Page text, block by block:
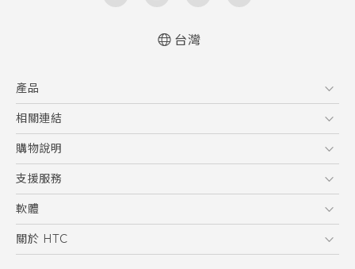
User manual
台灣
產品
5G
智慧型手機
配件
相關連結
HTC Research
購物說明
購物須知
訂單管理
付款方式
支援服務
到府收送維修服務
服務中心資訊
客戶服務佈告欄
軟體
應用程式
關於 HTC